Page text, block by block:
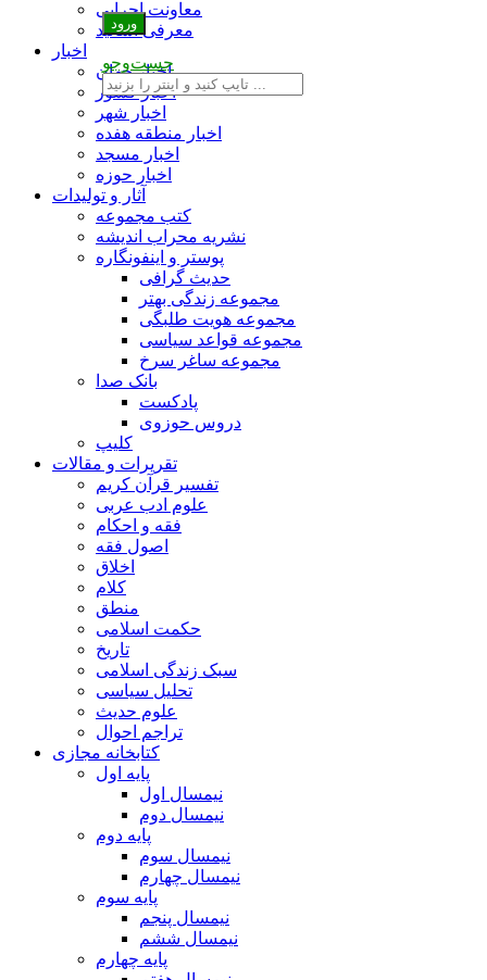
معاونت اجرایی
معرفی اساتید
اخبار
اخبار جهان
اخبار کشور
اخبار شهر
اخبار منطقه هفده
اخبار مسجد
اخبار حوزه
آثار و تولیدات
کتب مجموعه
نشریه محراب اندیشه
پوستر و اینفونگاره
حدیث گرافی
مجموعه زندگی بهتر
مجموعه هویت طلبگی
مجموعه قواعد سیاسی
مجموعه ساغر سرخ
بانک صدا
پادکست
دروس حوزوی
کلیپ
تقریرات و مقالات
تفسیر قرآن کریم
علوم ادب عربی
فقه و احکام
اصول فقه
اخلاق
کلام
منطق
حکمت اسلامی
تاریخ
سبک زندگی اسلامی
تحلیل سیاسی
علوم حدیث
تراجم احوال
کتابخانه مجازی
پایه اول
نیمسال اول
نیمسال دوم
پایه دوم
نیمسال سوم
نیمسال چهارم
پایه سوم
نیمسال پنجم
نیمسال ششم
پایه چهارم
جست‌وجو